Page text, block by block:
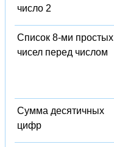
число 2
Список 8-ми простых
чисел перед числом
Сумма десятичных
цифр